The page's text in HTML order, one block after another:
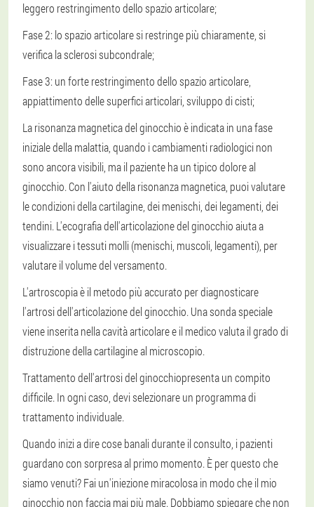
leggero restringimento dello spazio articolare;
Fase 2: lo spazio articolare si restringe più chiaramente, si
verifica la sclerosi subcondrale;
Fase 3: un forte restringimento dello spazio articolare,
appiattimento delle superfici articolari, sviluppo di cisti;
La risonanza magnetica del ginocchio è indicata in una fase
iniziale della malattia, quando i cambiamenti radiologici non
sono ancora visibili, ma il paziente ha un tipico dolore al
ginocchio. Con l'aiuto della risonanza magnetica, puoi valutare
le condizioni della cartilagine, dei menischi, dei legamenti, dei
tendini. L'ecografia dell'articolazione del ginocchio aiuta a
visualizzare i tessuti molli (menischi, muscoli, legamenti), per
valutare il volume del versamento.
L'artroscopia è il metodo più accurato per diagnosticare
l'artrosi dell'articolazione del ginocchio. Una sonda speciale
viene inserita nella cavità articolare e il medico valuta il grado di
distruzione della cartilagine al microscopio.
Trattamento dell'artrosi del ginocchiopresenta un compito
difficile. In ogni caso, devi selezionare un programma di
trattamento individuale.
Quando inizi a dire cose banali durante il consulto, i pazienti
guardano con sorpresa al primo momento. È per questo che
siamo venuti? Fai un'iniezione miracolosa in modo che il mio
ginocchio non faccia mai più male. Dobbiamo spiegare che non